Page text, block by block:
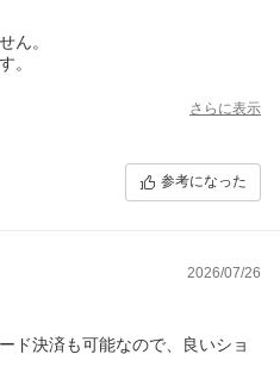
ん。
。
さらに表示
参考になった
2026/07/26
ド決済も可能なので、良いショ